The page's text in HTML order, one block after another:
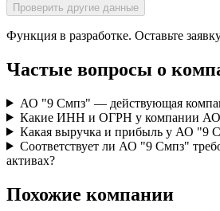
Проверить другие данные
Функция в разработке. Оставьте
Частые вопросы о
АО "9 Смпз" — действующая
Какие ИНН и ОГРН у компании
Какая выручка и прибыль у АО "9
Соответствует ли АО "9 Смпз"
активах?
Похожие компании